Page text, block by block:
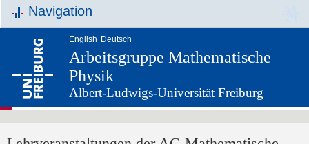
Navigation
English Deutsch
Arbeitsgruppe Mathematische
Physik
Albert-Ludwigs-Universität Freiburg